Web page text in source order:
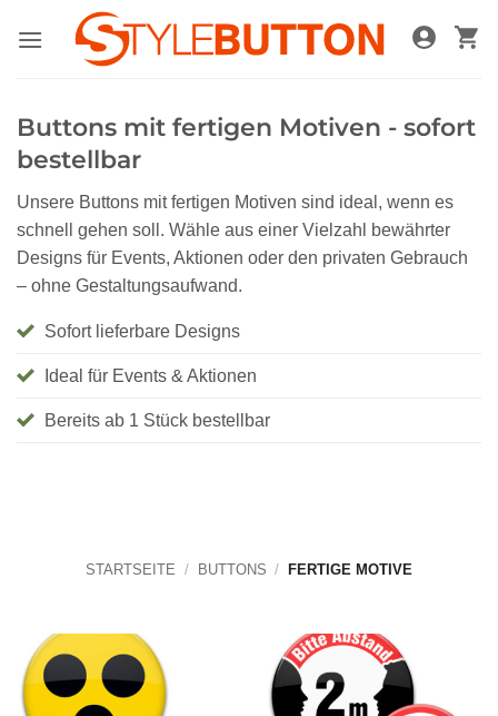
Inhalt
Buttons mit fertigen Motiven - sofort
bestellbar
Unsere Buttons mit fertigen Motiven sind ideal, wenn es
schnell gehen soll. Wähle aus einer Vielzahl bewährter
Designs für Events, Aktionen oder den privaten Gebrauch
– ohne Gestaltungsaufwand.
Sofort lieferbare Designs
Ideal für Events & Aktionen
Bereits ab 1 Stück bestellbar
STARTSEITE / BUTTONS / FERTIGE MOTIVE